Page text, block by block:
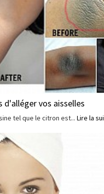
d'alléger vos aisselles
tel que le citron est... Lire la